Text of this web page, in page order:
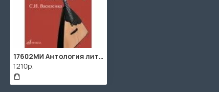
17602МИ Антология литературы для балалайки. Выпуск 3., издательство "Музыка"
1210р.